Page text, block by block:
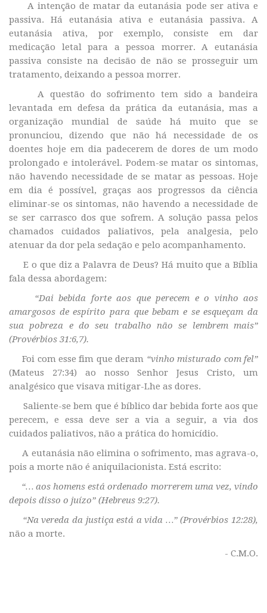
A intenção de matar da eutanásia pode ser ativa e
passiva. Há eutanásia ativa e eutanásia passiva. A
eutanásia ativa, por exemplo, consiste em dar
medicação letal para a pessoa morrer. A eutanásia
passiva consiste na decisão de não se prosseguir um
tratamento, deixando a pessoa morrer.
A questão do sofrimento tem sido a bandeira
levantada em defesa da prática da eutanásia, mas a
organização mundial de saúde há muito que se
pronunciou, dizendo que não há necessidade de os
doentes hoje em dia padecerem de dores de um modo
prolongado e intolerável. Podem-se matar os sintomas,
não havendo necessidade de se matar as pessoas. Hoje
em dia é possível, graças aos progressos da ciência
eliminar-se os sintomas, não havendo a necessidade de
se ser carrasco dos que sofrem. A solução passa pelos
chamados cuidados paliativos, pela analgesia, pelo
atenuar da dor pela sedação e pelo acompanhamento.
E o que diz a Palavra de Deus? Há muito que a Bíblia
fala dessa abordagem:
“Dai bebida forte aos que perecem e o vinho aos
amargosos de espírito para que bebam e se esqueçam da
sua pobreza e do seu trabalho não se lembrem mais”
(Provérbios 31:6,7).
Foi com esse fim que deram “vinho misturado com fel”
(Mateus 27:34) ao nosso Senhor Jesus Cristo, um
analgésico que visava mitigar-Lhe as dores.
Saliente-se bem que é bíblico dar bebida forte aos que
perecem, e essa deve ser a via a seguir, a via dos
cuidados paliativos, não a prática do homicídio.
A eutanásia não elimina o sofrimento, mas agrava-o,
pois a morte não é aniquilacionista. Está escrito:
“… aos homens está ordenado morrerem uma vez, vindo
depois disso o juízo” (Hebreus 9:27).
“Na vereda da justiça está a vida …” (Provérbios 12:28),
não a morte.
- C.M.O.